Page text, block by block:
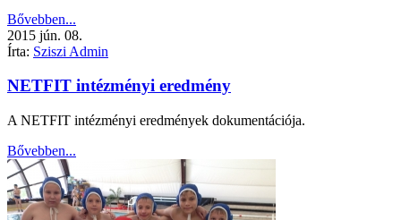
Bővebben...
2015 jún. 08.
Írta: Sziszi Admin
NETFIT intézményi eredmény
A NETFIT intézményi eredmények dokumentációja.
Bővebben...